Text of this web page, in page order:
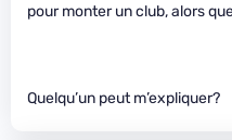
pour monter un club, alors
Quelqu’un peut m’expliquer?